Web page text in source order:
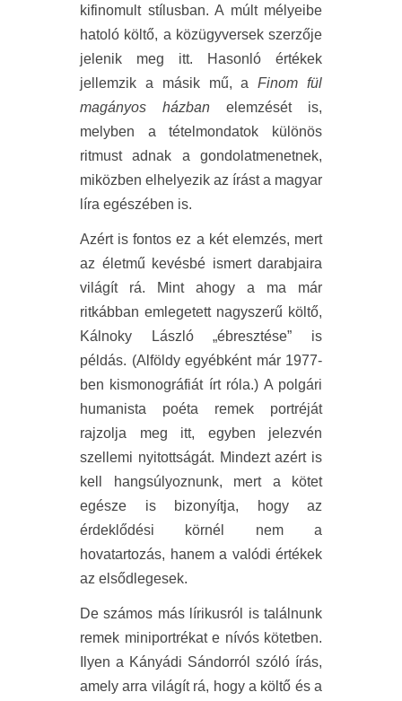
kifinomult stílusban. A múlt mélyeibe
hatoló költő, a közügyversek szerzője
jelenik meg itt. Hasonló értékek
jellemzik a másik mű, aFinom fül
magányos házban elemzését is,
melyben a tételmondatok különös
ritmust adnak a gondolatmenetnek,
miközben elhelyezik az írást a magyar
líra egészében is.
Azért is fontos ez a két elemzés, mert
az életmű kevésbé ismert darabjaira
világít rá. Mint ahogy a ma már
ritkábban emlegetett nagyszerű költő,
Kálnoky László „ébresztése” is
példás. (Alföldy egyébként már 1977-
ben kismonográfiát írt róla.) A polgári
humanista poéta remek portréját
rajzolja meg itt, egyben jelezvén
szellemi nyitottságát. Mindezt azért is
kell hangsúlyoznunk, mert a kötet
egésze is bizonyítja, hogy az
érdeklődési körnél nem a
hovatartozás, hanem a valódi értékek
az elsődlegesek.
De számos más lírikusról is találnunk
remek miniportrékat e nívós kötetben.
Ilyen a Kányádi Sándorról szóló írás,
amely arra világít rá, hogy a költő és a